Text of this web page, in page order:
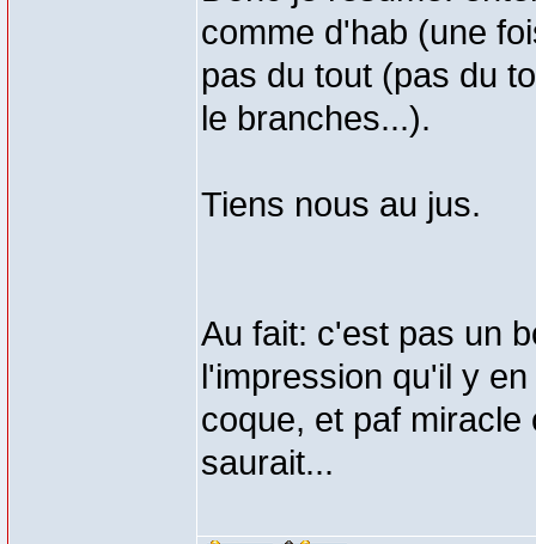
comme d'hab (une
pas du tout (pas du
le branches...).
Tiens nous au jus.
Au fait: c'est pas un
l'impression qu'il y
coque, et paf
saurait...